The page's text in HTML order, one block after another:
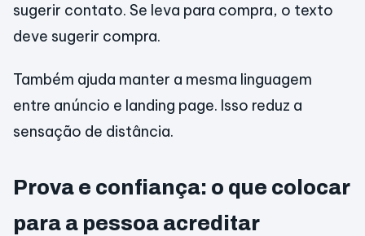
sugerir contato. Se leva para compra, o texto
deve sugerir compra.
Também ajuda manter a mesma linguagem
entre anúncio e landing page. Isso reduz a
sensação de distância.
Prova e confiança: o que colocar
para a pessoa acreditar